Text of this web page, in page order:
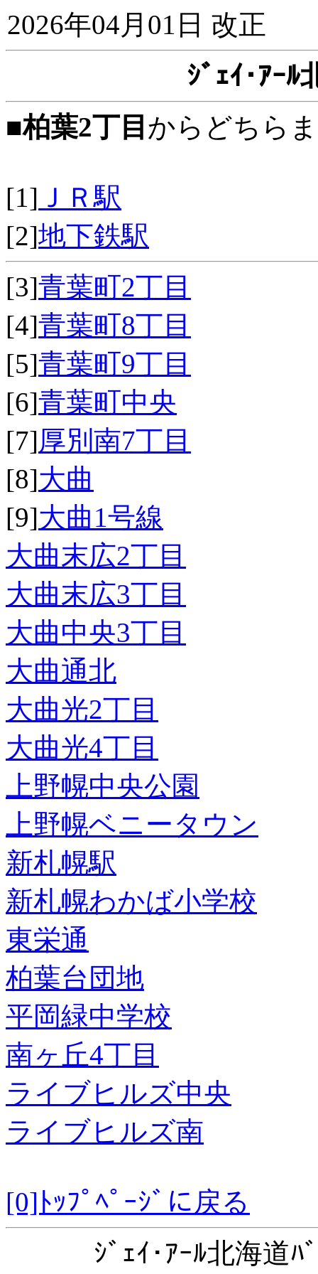
2026年04月01日 改正
ｼﾞｪｲ･ｱｰﾙ
■柏葉2丁目 からどちら
[1] ＪＲ駅
[2]地下鉄駅
[3]青葉町2丁目
[4]青葉町8丁目
[5]青葉町9丁目
[6]青葉町中央
[7]厚別南7丁目
[8]大曲
[9]大曲1号線
大曲末広2丁目
大曲末広3丁目
大曲中央3丁目
大曲通北
大曲光2丁目
大曲光4丁目
上野幌中央公園
上野幌ベニータウン
新札幌駅
新札幌わかば小学校
東栄通
柏葉台団地
平岡緑中学校
南ヶ丘4丁目
ライブヒルズ中央
ライブヒルズ南
[0]ﾄｯﾌﾟﾍﾟｰｼﾞに戻る
ｼﾞｪｲ･ｱｰﾙ北海道